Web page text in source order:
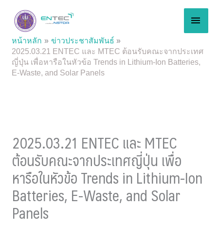
content
หน้าหลัก
ข่าวประชาสัมพันธ์
2025.03.21 ENTEC และ MTEC ต้อนรับคณะจากประเทศ
ญี่ปุ่น เพื่อหารือในหัวข้อ Trends in Lithium-Ion Batteries,
E-Waste, and Solar Panels
2025.03.21 ENTEC และ MTEC
ต้อนรับคณะจากประเทศญี่ปุ่น เพื่อ
หารือในหัวข้อ Trends in Lithium-Ion
Batteries, E-Waste, and Solar
Panels